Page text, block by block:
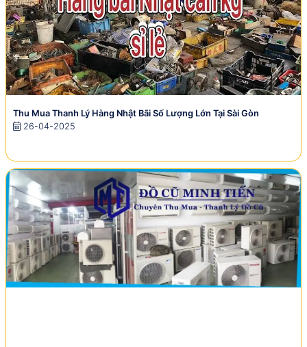
Thu Mua Thanh Lý Hàng Nhật Bãi Số Lượng Lớn Tại Sài Gòn
26-04-2025